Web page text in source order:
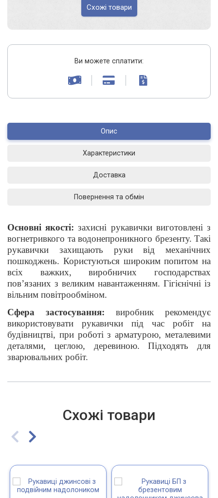
Схожі товари
Ви можете сплатити:
Опис
Характеристики
Доставка
Повернення та обмін
Основні якості: захисні рукавички виготовлені з
вогнетривкого та водонепроникного брезенту. Такі
рукавички захищають руки від механічних
пошкоджень. Користуються широким попитом на
всіх важких, виробничих господарствах
пов’язаних з великим навантаженням. Гігієнічні із
вільним повітрообміном.
Сфера застосування: виробник рекомендує
використовувати рукавички під час робіт на
будівництві, при роботі з арматурою, металевими
деталями, цеглою, деревиною. Підходять для
зварювальних робіт.
Схожі товари